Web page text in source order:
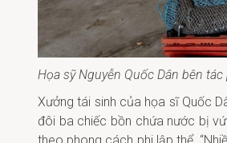
Họa sỹ Nguyễn Quốc Dân bên
Xưởng tái sinh của họa sĩ Quốc
đôi ba chiếc bồn chứa nước bị